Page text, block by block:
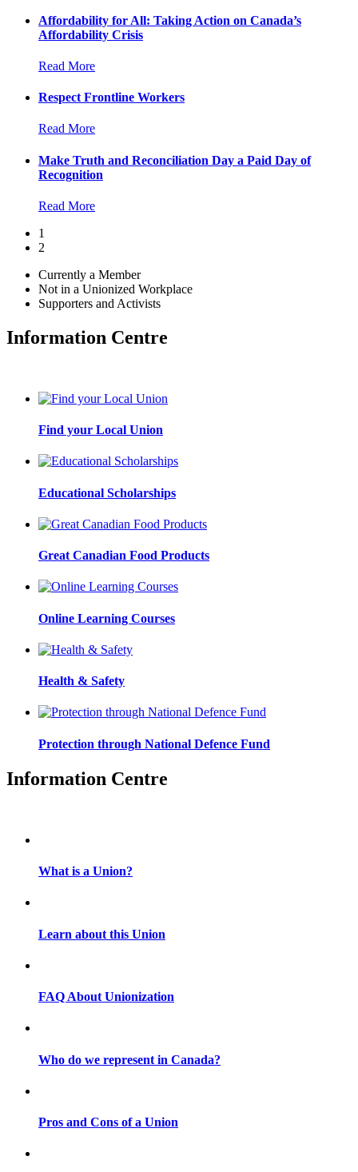
Affordability for All: Taking Action on Canada’s
Affordability Crisis
Read More
Respect Frontline Workers
Read More
Make Truth and Reconciliation Day a Paid Day of
Recognition
Read More
1
2
Currently a Member
Not in a Unionized Workplace
Supporters and Activists
Information Centre
Find your Local Union
Educational Scholarships
Great Canadian Food Products
Online Learning Courses
Health & Safety
Protection through National Defence Fund
Information Centre
What is a Union?
Learn about this Union
FAQ About Unionization
Who do we represent in Canada?
Pros and Cons of a Union